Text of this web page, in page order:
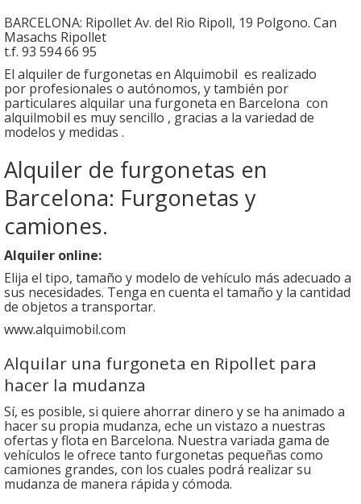
BARCELONA: Ripollet Av. del Rio Ripoll, 19 Polgono. Can
Masachs Ripollet
t.f. 93 594 66 95
El alquiler de furgonetas en Alquimobil es realizado
por profesionales o autónomos, y también por
particulares alquilar una furgoneta en Barcelona con
alquilmobil es muy sencillo , gracias a la variedad de
modelos y medidas .
Alquiler de furgonetas en
Barcelona: Furgonetas y
camiones.
Alquiler online:
Elija el tipo, tamaño y modelo de vehículo más adecuado a
sus necesidades. Tenga en cuenta el tamaño y la cantidad
de objetos a transportar.
www.alquimobil.com
Alquilar una furgoneta en Ripollet para
hacer la mudanza
Sí, es posible, si quiere ahorrar dinero y se ha animado a
hacer su propia mudanza, eche un vistazo a nuestras
ofertas y flota en Barcelona. Nuestra variada gama de
vehículos le ofrece tanto furgonetas pequeñas como
camiones grandes, con los cuales podrá realizar su
mudanza de manera rápida y cómoda.